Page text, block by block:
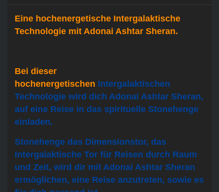
Eine hochenergetische Intergalaktische
Technologie mit Adonai Ashtar Sheran.
Bei dieser
hochenergetischen Intergalaktischen
Technologiewird dich Adonai Ashtar Sheran,
auf eine Reise in das spirituelle Stonehenge
einladen.
Stonehenge das Dimensionstor, das
Intergalaktische Tor für Reisen durch Raum
und Zeit, wird dir mit Adonai Ashtar Sheran
ermöglichen, eine Reise anzutreten, sowie es